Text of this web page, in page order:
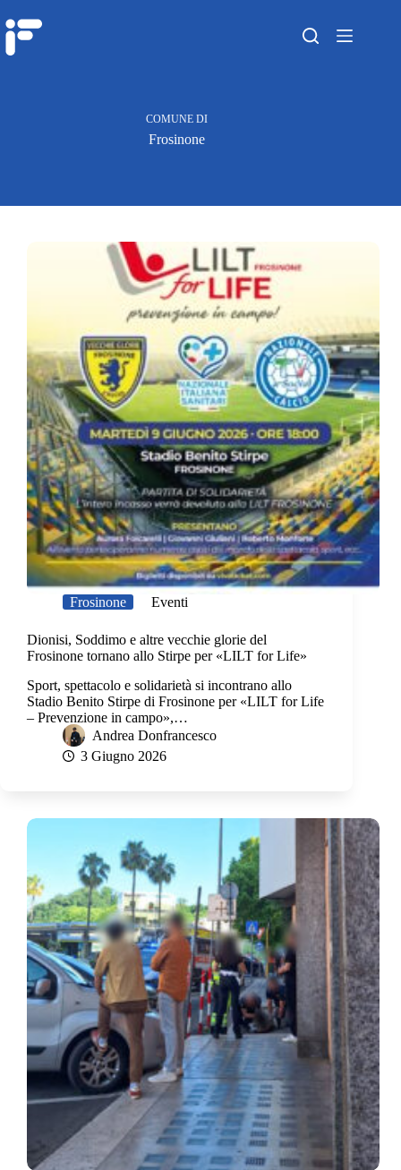
COMUNE DI
Frosinone
Frosinone Eventi
Dionisi, Soddimo e altre vecchie glorie del
Frosinone tornano allo Stirpe per «LILT for Life»
Sport, spettacolo e solidarietà si incontrano allo
Stadio Benito Stirpe di Frosinone per «LILT for Life
– Prevenzione in campo»,…
Andrea Donfrancesco
3 Giugno 2026